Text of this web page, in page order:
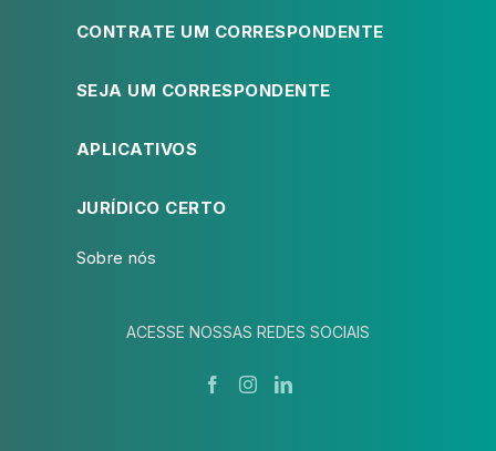
CONTRATE UM CORRESPONDENTE
SEJA UM CORRESPONDENTE
APLICATIVOS
JURÍDICO CERTO
Sobre nós
ACESSE NOSSAS REDES SOCIAIS